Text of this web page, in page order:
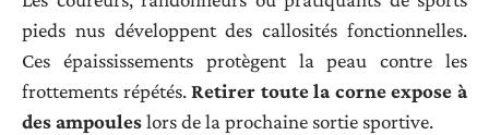
pieds nus développent des callosités fonctionnelles.
Ces épaississements protègent la peau contre les
frottements répétés.Retirer toute la corne expose à
des ampouleslors de la prochaine sortie sportive.